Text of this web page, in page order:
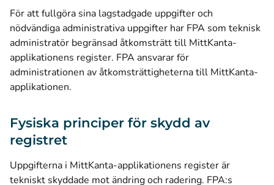
För att fullgöra sina lagstadgade uppgifter och
nödvändiga administrativa uppgifter har FPA som teknisk
administratör begränsad åtkomsträtt till MittKanta-
applikationens register. FPA ansvarar för
administrationen av åtkomsträttigheterna till MittKanta-
applikationen.
Fysiska principer för skydd av
registret
Uppgifterna i MittKanta-applikationens register är
tekniskt skyddade mot ändring och radering. FPA:s